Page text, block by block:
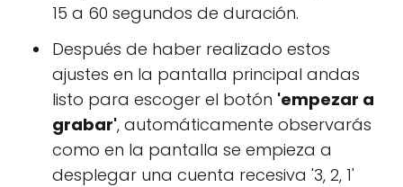
15 a 60 segundos de duración.
Después de haber realizado estos
ajustes en la pantalla principal andas
listo para escoger el botón 'empezar a
grabar', automáticamente observarás
como en la pantalla se empieza a
desplegar una cuenta recesiva '3, 2, 1'